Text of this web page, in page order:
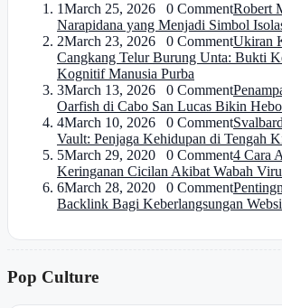
1March 25, 2026 0 CommentRobert
Narapidana yang Menjadi Simbol
2March 23, 2026 0 CommentUkiran
Cangkang Telur Burung Unta: Bukti
Kognitif Manusia Purba
3March 13, 2026 0 Comment
Oarfish di Cabo San Lucas Bikin
4March 10, 2026 0 Comment
Vault: Penjaga Kehidupan di Tengah
5March 29, 2020 0 Comment4 Cara
Keringanan Cicilan Akibat Wabah
6March 28, 2020 0 Comment
Backlink Bagi Keberlangsungan
Pop Culture